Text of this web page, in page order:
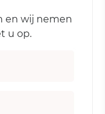
en wij nemen
u op.